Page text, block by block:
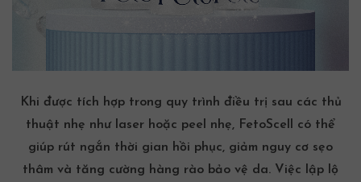
Khi được tích hợp trong quy trình điều trị sau các thủ
thuật nhẹ như laser hoặc peel nhẹ, FetoScell có thể
giúp rút ngắn thời gian hồi phục, giảm nguy cơ sẹo
thâm và tăng cường hàng rào bảo vệ da. Việc lập lộ